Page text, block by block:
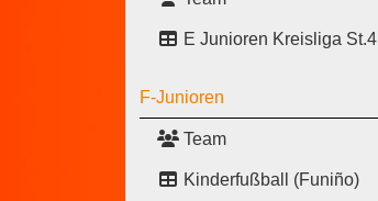
E Junioren Kreisliga St.4
F-Junioren
Team
Kinderfußball (Funiño)